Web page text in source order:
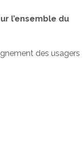
l’ensemble du
des usagers